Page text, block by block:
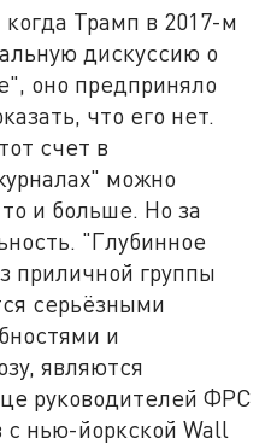
Трамп в 2017-м
дискуссию о
оно предприняло
что его нет.
счет в
можно
и больше. Но за
"Глубинное
приличной группы
серьёзными
и
являются
руководителей ФРС
с нью-йоркской Wall